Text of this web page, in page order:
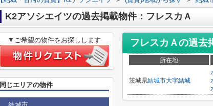
K2アソシエイツの過去掲載物件：フレスカＡ
フレスカＡの過去
所在地
茨城県結城市大字結城
▼ご希望の物件をお探しします
同じエリアの物件